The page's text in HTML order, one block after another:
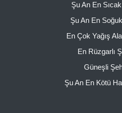
Şu An En
Şu An En
En Çok Yağış
En Rüzgarlı
Güneşli
Şu An En Kötü